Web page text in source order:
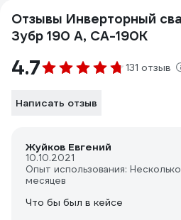
Отзывы Инверторный
Зубр 190 А, СА-190К
4.7 131 отзыв
Написать отзыв
Жуйков Евгений
10.10.2021
Опыт использования: Несколько
месяцев
Что бы был в кейсе